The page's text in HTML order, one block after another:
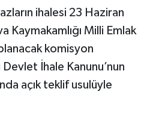
ihalesi 23 Haziran
Kaymakamlığı Milli Emlak
komisyon
Devlet İhale Kanunu’nun
açık teklif usulüyle